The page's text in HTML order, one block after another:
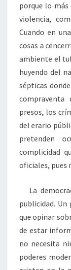
porque lo
violencia,
Cuando en
cosas a
ambiente el
huyendo del
sépticas
compraventa
presos, los
del erario
pretenden
complicidad
oficiales, pues
La
publicidad.
que opinar
de estar
no necesita
poderes